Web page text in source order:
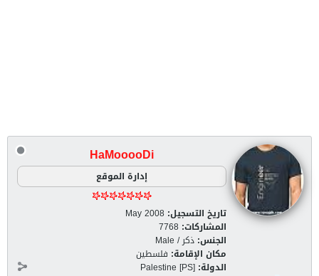
HaMooooDi
إدارة الموقع
تاريخ التسجيل: May 2008
المشاركات: 7768
الجنس: ذكر / Male
مكان الإقامة: فلسطين
الدولة: Palestine [PS]